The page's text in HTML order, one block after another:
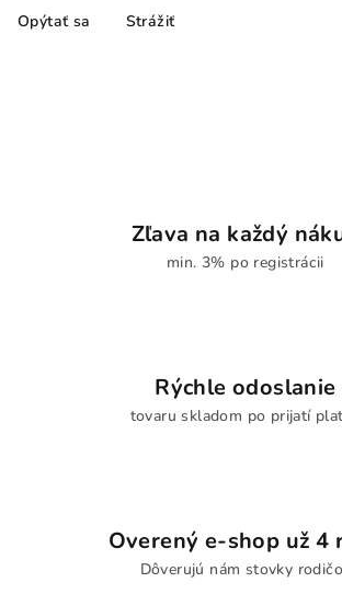
Opýtať sa Strážiť
Zľava na každý
min. 3% po registrácii
Rýchle odoslanie
tovaru skladom po prijatí
Overený e-shop už 4
Dôverujú nám stovky